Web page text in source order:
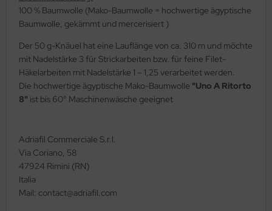
100 % Baumwolle (Mako-Baumwolle = hochwertige ägyptische
Baumwolle, gekämmt und mercerisiert )
Der 50 g-Knäuel hat eine Lauflänge von ca. 310 m und möchte
mit Nadelstärke 3 für Strickarbeiten bzw. für feine Filet-
Häkelarbeiten mit Nadelstärke 1 – 1,25 verarbeitet werden.
Die hochwertige ägyptische Mako-Baumwolle "Uno A Ritorto
8" ist bis 60° Maschinenwäsche geeignet
Adriafil Commerciale S.r.l.
Via Coriano, 58
47924 Rimini (RN)
Italia
Mail: contact@adriafil.com